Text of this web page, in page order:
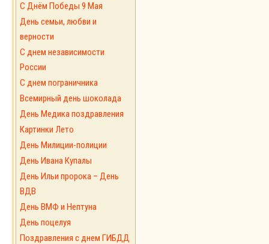
С Днём Победы 9 Мая
День семьи, любви и
верности
С днем независимости
России
С днем пограничника
Всемирный день шоколада
День Медика поздравления
Картинки Лето
День Милиции-полиции
День Ивана Купалы
День Ильи пророка – День
ВДВ
День ВМФ и Нептуна
День поцелуя
Поздравления с днем ГИБДД